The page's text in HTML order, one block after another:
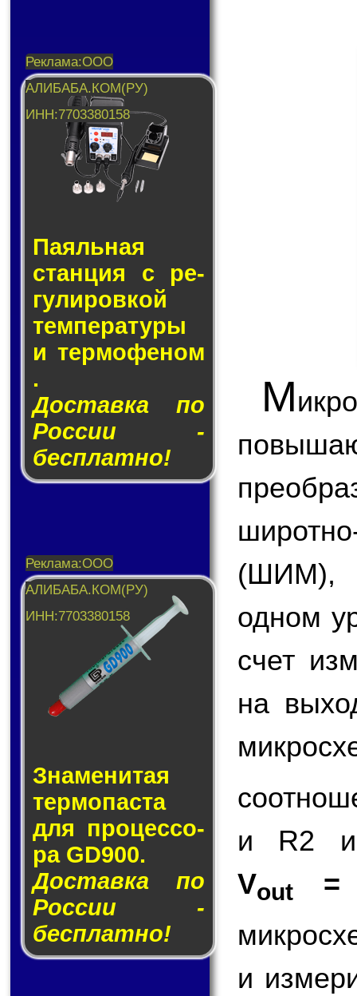
Паяльная
стан­ция с ре­
гу­ли­ров­кой
тем­пе­ра­ту­ры
и тер­мо­фе­ном
.
Доставка по
России -
бесплатно!
Знаменитая
тер­мо­пас­та
для про­цес­со­
ра GD900.
Доставка по
России -
бесплатно!
М
(ШИМ),
одном
счет
на
и R2 и
Vout
=
и